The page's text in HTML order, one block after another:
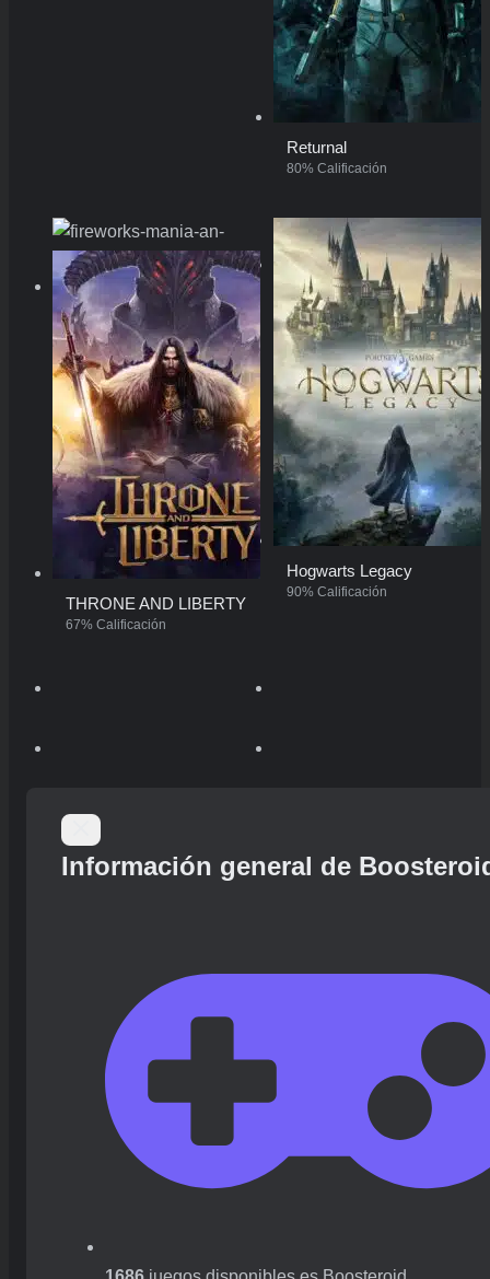
Returnal
80% Calificación
Fireworks Mania – An Explosive Simulator
96% Calificación
Hogwarts Legacy
90% Calificación
THRONE AND LIBERTY
67% Calificación
Información general de